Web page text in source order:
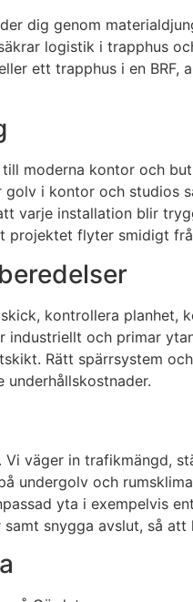
dig genom
logistik i trapphus
ett trapphus i en
moderna kontor och
i kontor och studios
varje installation blir
projektet flyter smidigt
kontrollera
och primar
Rätt spärrsystem
underhållskostnader.
väger in trafikmängd,
undergolv och
yta i exempelvis
snygga avslut, så